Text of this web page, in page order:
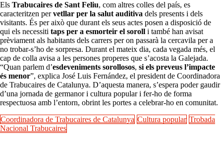
Els Trabucaires de Sant Feliu, com altres colles del país, es
caracteritzen pervetllar per la salut auditiva dels presents i dels
visitants. És per això que durant els seus actes posen a disposició de
qui els necessiti taps per a esmorteir el soroll i també han avisat
prèviament als habitants dels carrers per on passarà la cercavila per a
no trobar-s’ho de sorpresa. Durant el mateix dia, cada vegada més, el
cap de colla avisa a les persones properes que s’acosta la Galejada.
“Quan parlem d’esdeveniments sorollosos, si els preveus l’impacte
és menor”, explica José Luis Fernández, el president de Coordinadora
de Trabucaires de Catalunya. D’aquesta manera, s’espera poder gaudir
d’una jornada de germanor i cultura popular i fer-ho de forma
respectuosa amb l’entorn, obrint les portes a celebrar-ho en comunitat.
Coordinadora de Trabucaires de Catalunya Cultura popular Trobada
Nacional Trabucaires